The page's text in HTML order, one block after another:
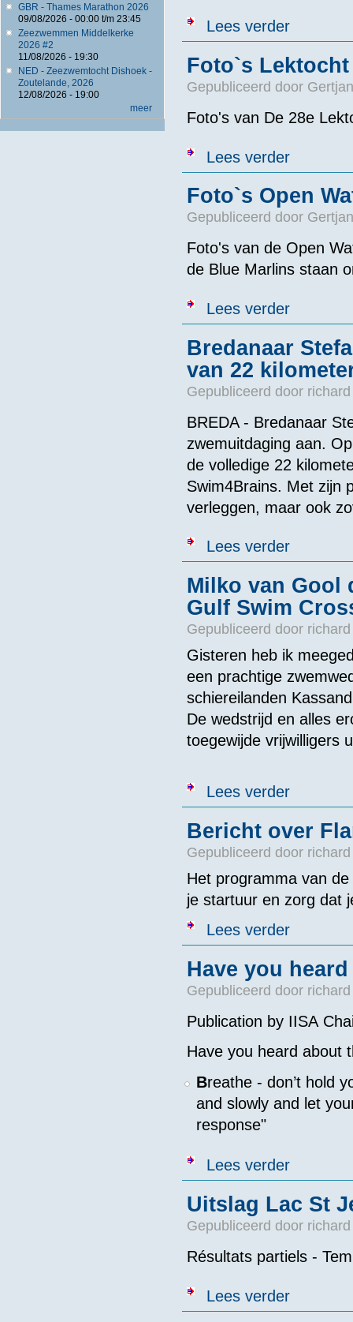
GBR - Thames Marathon 2026
09/08/2026 - 00:00t/m 23:45
Zeezwemmen Middelkerke
2026 #2
11/08/2026 - 19:30
NED - Zeezwemtocht Dishoek -
Zoutelande, 2026
12/08/2026 - 19:00
meer
Lees verderover
Foto`s
Gepubliceerd door
Foto's van De 28e
Lees verderover Foto`s
Foto`s Open
Gepubliceerd door
Foto's van de Open
de Blue Marlinsstaan
Lees verderover Foto`s
Bredanaar
van 22
Gepubliceerd door
BREDA - Bredanaar
zwemuitdaging aan.
de volledige 22
Swim4Brains. Met zijn
verleggen, maar ook
Lees verderover
Milko van Gool
Gulf Swim
Gepubliceerd door
Gisteren heb ik
een prachtige
schiereilanden
De wedstrijd en alles
toegewijde vrijwilligers
Lees verderover Milko
Bericht over
Gepubliceerd door
Het programma van
je startuur en zorg dat
Lees verderover Bericht
Have you
Gepubliceerd door
Publication by IISA
Have you heard about
Breathe - don’t hold
and slowly and let
response"
Lees verderover Have
Uitslag Lac St
Gepubliceerd door
Résultats partiels -
Lees verderover Uitslag